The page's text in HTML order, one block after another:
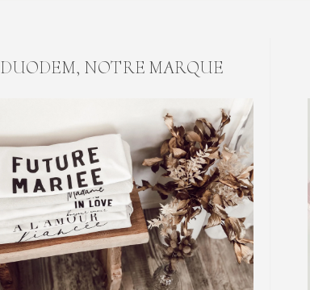
DUODEM, NOTRE MARQUE